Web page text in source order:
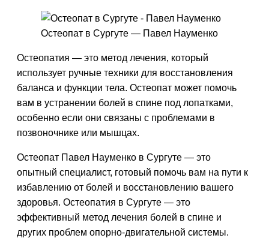
Остеопат в Сургуте — Павел Науменко
Остеопатия — это метод лечения, который
использует ручные техники для восстановления
баланса и функции тела. Остеопат может помочь
вам в устранении болей в спине под лопатками,
особенно если они связаны с проблемами в
позвоночнике или мышцах.
Остеопат Павел Науменко в Сургуте — это
опытный специалист, готовый помочь вам на пути к
избавлению от болей и восстановлению вашего
здоровья. Остеопатия в Сургуте — это
эффективный метод лечения болей в спине и
других проблем опорно-двигательной системы.